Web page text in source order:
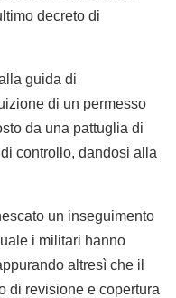
decreto di
guida di
di un permesso
da una pattuglia di
controllo, dandosi alla
un inseguimento
i militari hanno
altresì che il
di revisione e copertura